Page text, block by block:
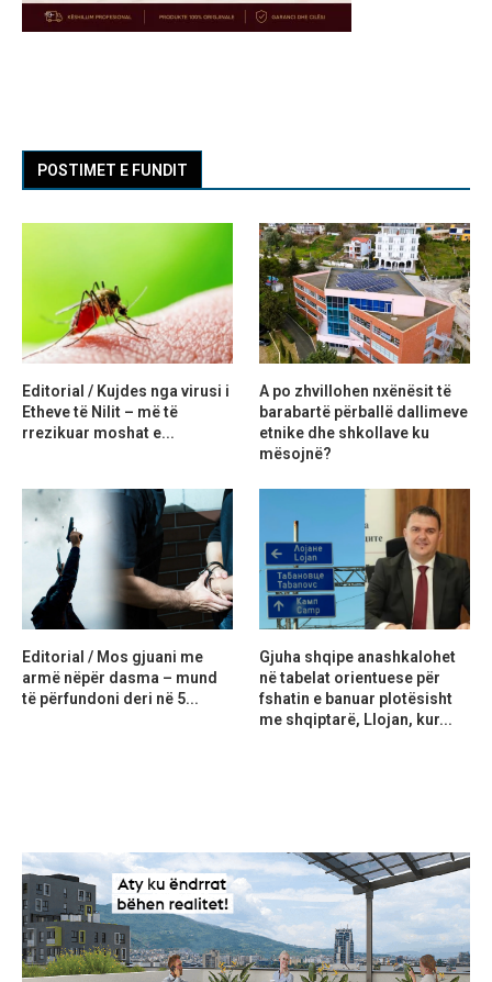
POSTIMET E FUNDIT
Editorial / Kujdes nga virusi i
Etheve të Nilit – më të
rrezikuar moshat e...
A po zhvillohen nxënësit të
barabartë përballë dallimeve
etnike dhe shkollave ku
mësojnë?
Editorial / Mos gjuani me
armë nëpër dasma – mund
të përfundoni deri në 5...
Gjuha shqipe anashkalohet
në tabelat orientuese për
fshatin e banuar plotësisht
me shqiptarë, Llojan, kur...